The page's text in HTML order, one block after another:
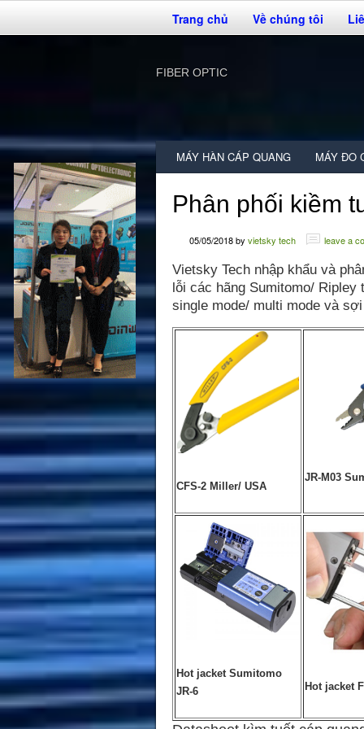
Trang chủ Về chúng tôi
FIBER OPTIC
MÁY HÀN CÁP QUANG MÁY ĐO
Phân phối kiềm
05/05/2018by vietsky tech leave a
Vietsky Tech nhập khẩu và
lỗi các hãng Sumitomo/
single mode/ multi mode và
CFS-2 Miller/ USA
JR-M03
Hot jacket Sumitomo
JR-6
Hot jacket